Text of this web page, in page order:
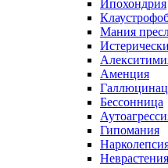
Ипохондрия
Мания
Аменция
Бессонница
Гипомания
Неврастения